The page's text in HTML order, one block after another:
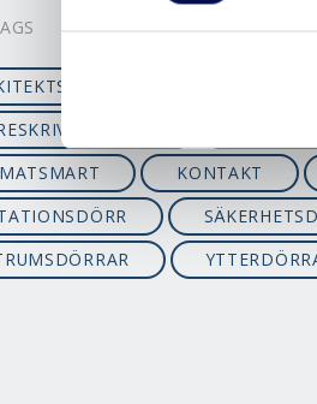
DÖRRAR
KONTAKT